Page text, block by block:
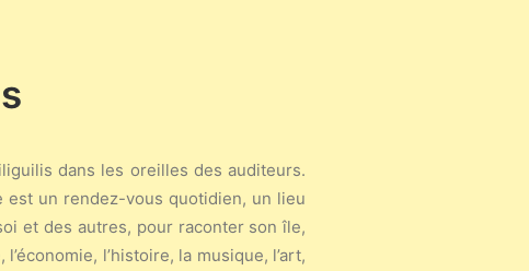
dans les oreilles des auditeurs.
est un rendez-vous quotidien, un lieu
et des autres, pour raconter son île,
l’histoire, la musique, l’art,